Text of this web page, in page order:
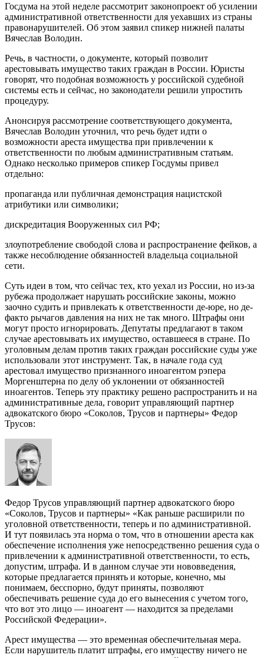
Госдума на этой неделе рассмотрит законопроект об усилении
административной ответственности для уехавших из страны
правонарушителей. Об этом заявил спикер нижней палаты
Вячеслав Володин.
Речь, в частности, о документе, который позволит
арестовывать имущество таких граждан в России. Юристы
говорят, что подобная возможность у российской судебной
системы есть и сейчас, но законодатели решили упростить
процедуру.
Анонсируя рассмотрение соответствующего документа,
Вячеслав Володин уточнил, что речь будет идти о
возможности ареста имущества при привлечении к
ответственности по любым административным статьям.
Однако несколько примеров спикер Госдумы привел
отдельно:
пропаганда или публичная демонстрация нацистской
атрибутики или символики;
дискредитация Вооруженных сил РФ;
злоупотребление свободой слова и распространение фейков, а
также несоблюдение обязанностей владельца социальной
сети.
Суть идеи в том, что сейчас тех, кто уехал из России, но из-за
рубежа продолжает нарушать российские законы, можно
заочно судить и привлекать к ответственности де-юре, но де-
факто рычагов давления на них не так много. Штрафы они
могут просто игнорировать. Депутаты предлагают в таком
случае арестовывать их имущество, оставшееся в стране. По
уголовным делам против таких граждан российские суды уже
использовали этот инструмент. Так, в начале года суд
арестовал имущество признанного иноагентом рэпера
Моргенштерна по делу об уклонении от обязанностей
иноагентов. Теперь эту практику решено распространить и на
административные дела, говорит управляющий партнер
адвокатского бюро «Соколов, Трусов и партнеры» Федор
Трусов:
Федор Трусов управляющий партнер адвокатского бюро
«Соколов, Трусов и партнеры» «Как раньше расширили по
уголовной ответственности, теперь и по административной.
И тут появилась эта норма о том, что в отношении ареста как
обеспечение исполнения уже непосредственно решения суда о
привлечении к административной ответственности, то есть,
допустим, штрафа. И в данном случае эти нововведения,
которые предлагается принять и которые, конечно, мы
понимаем, бесспорно, будут приняты, позволяют
обеспечивать решение суда до его вынесения с учетом того,
что вот это лицо — иноагент — находится за пределами
Российской Федерации».
Арест имущества — это временная обеспечительная мера.
Если нарушитель платит штрафы, его имуществу ничего не